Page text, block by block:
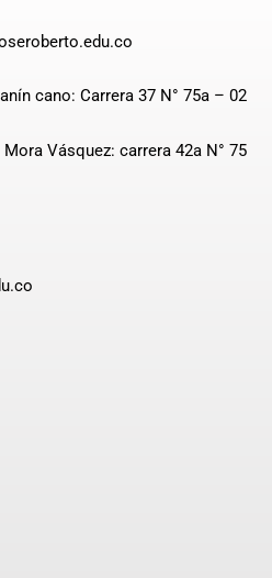
cano: Carrera 37 N° 75a – 02
Vásquez: carrera 42a N° 75